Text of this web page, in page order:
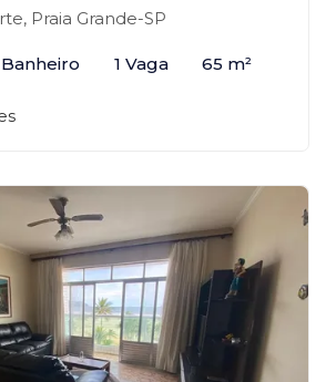
Praia Grande-SP
Banheiro 1 Vaga 65 m²